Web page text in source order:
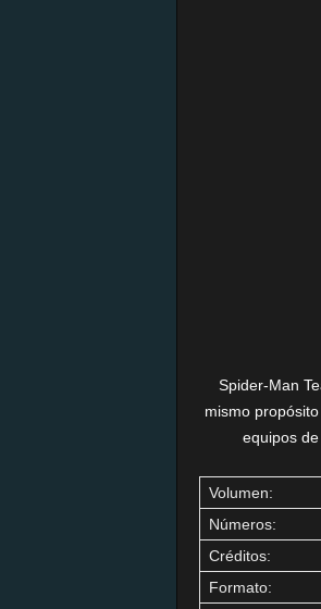
Spider-Man
mismo
equipos
Volumen:
Números:
Créditos:
Formato: